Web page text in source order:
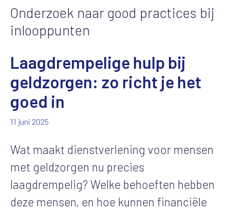
Onderzoek naar good practices bij
inlooppunten
Laagdrempelige hulp bij
geldzorgen: zo richt je het
goed in
11 juni 2025
Wat maakt dienstverlening voor mensen
met geldzorgen nu precies
laagdrempelig? Welke behoeften hebben
deze mensen, en hoe kunnen financiële